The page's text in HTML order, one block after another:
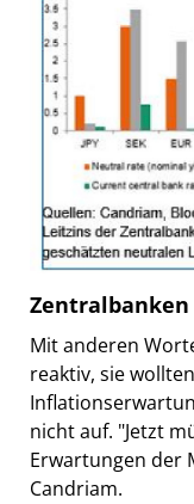
Mit anderen
reaktiv, sie
nicht auf. "Jetzt
Erwartungen der
Candriam.